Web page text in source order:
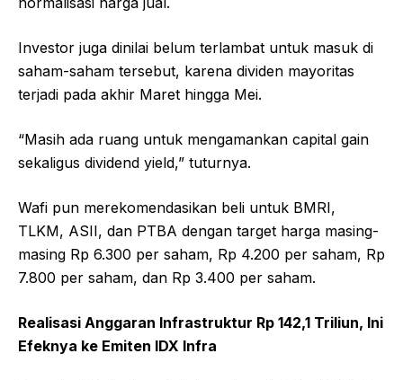
Investor juga dinilai belum terlambat untuk masuk di
saham-saham tersebut, karena dividen mayoritas
terjadi pada akhir Maret hingga Mei.
“Masih ada ruang untuk mengamankan capital gain
sekaligus dividend yield,” tuturnya.
Wafi pun merekomendasikan beli untuk BMRI,
TLKM, ASII, dan PTBA dengan target harga masing-
masing Rp 6.300 per saham, Rp 4.200 per saham, Rp
7.800 per saham, dan Rp 3.400 per saham.
Realisasi Anggaran Infrastruktur Rp 142,1 Triliun, Ini
Efeknya ke Emiten IDX Infra